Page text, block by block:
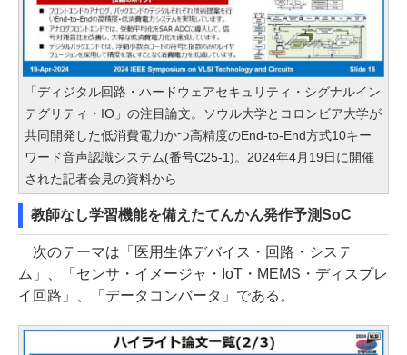
「ディジタル回路・ハードウェアセキュリティ・シグナルイン
テグリティ・IO」の注目論文。ソウル大学とコロンビア大学が
共同開発した低消費電力かつ高精度のEnd-to-End方式10キー
ワード音声認識システム(番号C25-1)。2024年4月19日に開催
された記者会見の資料から
教師なし学習機能を備えたてんかん発作予測SoC
次のテーマは「医用生体デバイス・回路・システ
ム」、「センサ・イメージャ・IoT・MEMS・ディスプレ
イ回路」、「データコンバータ」である。